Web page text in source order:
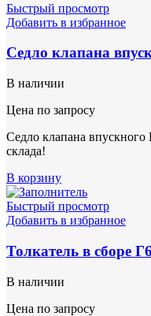
Быстрый просмотр
Добавить в избранное
Седло клапана
В наличии
Цена по запросу
Седло клапана впускного
склада!
В корзину
Быстрый просмотр
Добавить в избранное
Толкатель в сборе
В наличии
Цена по запросу